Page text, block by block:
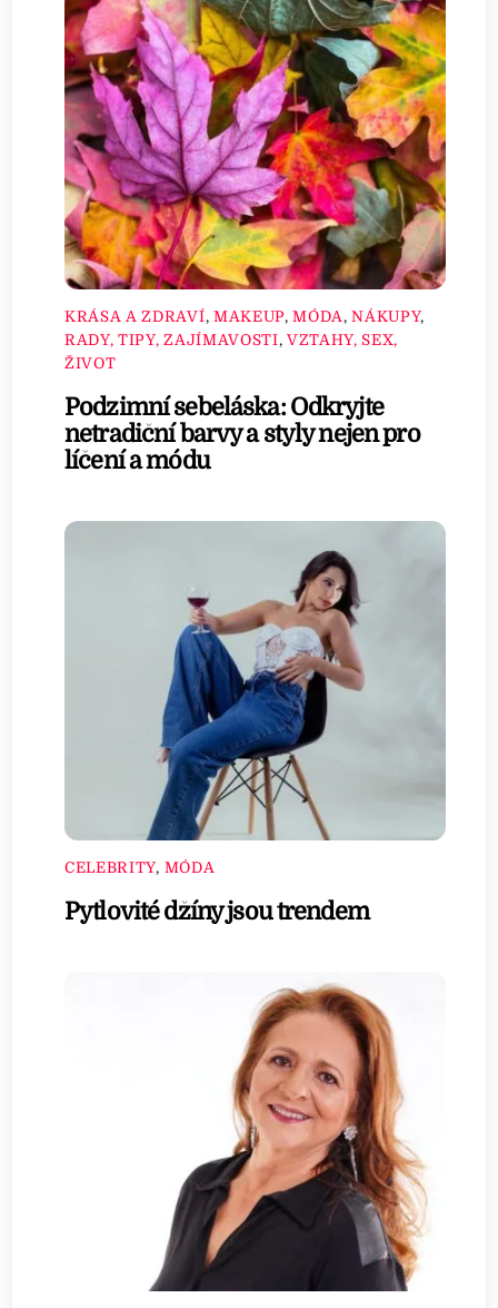
KRÁSA A ZDRAVÍ, MAKEUP,MÓDA,NÁKUPY,
RADY, TIPY, ZAJÍMAVOSTI, VZTAHY, SEX,
ŽIVOT
Podzimní sebeláska: Odkryjte
netradiční barvy a styly nejen pro
líčení a módu
CELEBRITY, MÓDA
Pytlovité džíny jsou trendem